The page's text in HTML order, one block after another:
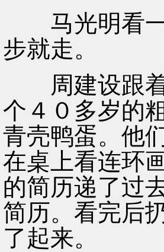
马光明看一
步就走。
周建设跟着
个４０多岁的
青壳鸭蛋。他
在桌上看连环
的简历递了过
简历。看完后
了起来。